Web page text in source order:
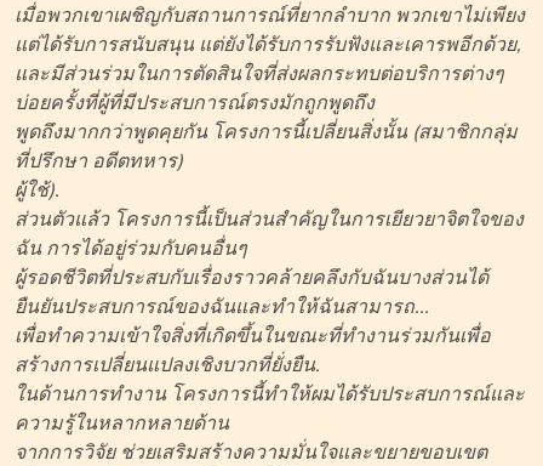
เมื่อพวกเขาเผชิญกับสถานการณ์ที่ยากลำบาก พวกเขาไม่เพียง
แต่ได้รับการสนับสนุน แต่ยังได้รับการรับฟังและเคารพอีกด้วย,
และมีส่วนร่วมในการตัดสินใจที่ส่งผลกระทบต่อบริการต่างๆ
บ่อยครั้งที่ผู้ที่มีประสบการณ์ตรงมักถูกพูดถึง
พูดถึงมากกว่าพูดคุยกัน โครงการนี้เปลี่ยนสิ่งนั้น (สมาชิกกลุ่ม
ที่ปรึกษา อดีตทหาร)
ผู้ใช้).
ส่วนตัวแล้ว โครงการนี้เป็นส่วนสำคัญในการเยียวยาจิตใจของ
ฉัน การได้อยู่ร่วมกับคนอื่นๆ
ผู้รอดชีวิตที่ประสบกับเรื่องราวคล้ายคลึงกับฉันบางส่วนได้
ยืนยันประสบการณ์ของฉันและทำให้ฉันสามารถ...
เพื่อทำความเข้าใจสิ่งที่เกิดขึ้นในขณะที่ทำงานร่วมกันเพื่อ
สร้างการเปลี่ยนแปลงเชิงบวกที่ยั่งยืน.
ในด้านการทำงาน โครงการนี้ทำให้ผมได้รับประสบการณ์และ
ความรู้ในหลากหลายด้าน
จากการวิจัย ช่วยเสริมสร้างความมั่นใจและขยายขอบเขต